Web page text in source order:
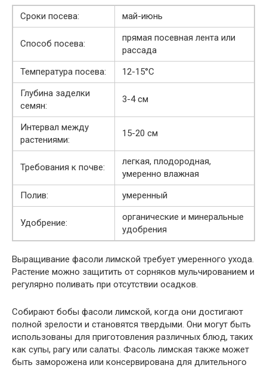
Сроки посева: май-июнь
Способ посева:
прямая посевная лента или
рассада
Температура посева:
12-15°C
Глубина заделки
семян:
3-4 см
Интервал между
растениями:
15-20 см
Требования к почве:
легкая, плодородная,
умеренно влажная
Полив:
умеренный
Удобрение:
органические и минеральные
удобрения
Выращивание фасоли лимской требует умеренного ухода.
Растение можно защитить от сорняков мульчированием и
регулярно поливать при отсутствии осадков.
Собирают бобы фасоли лимской, когда они достигают
полной зрелости и становятся твердыми. Они могут быть
использованы для приготовления различных блюд, таких
как супы, рагу или салаты. Фасоль лимская также может
быть заморожена или консервирована для длительного